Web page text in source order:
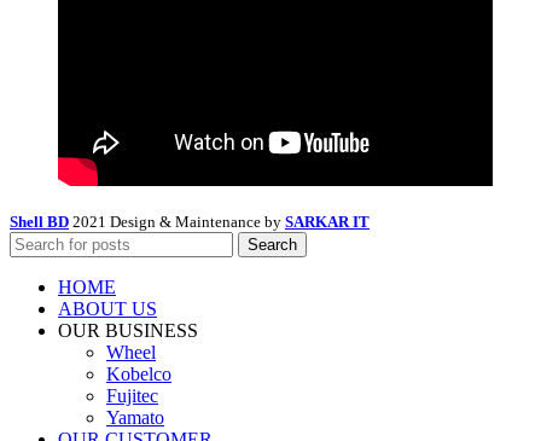
Shell BD 2021 Design & Maintenance by SARKAR IT
Search
HOME
ABOUT US
OUR BUSINESS
Wheel
Kobelco
Fujitec
Yamato